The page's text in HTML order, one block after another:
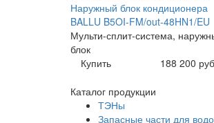
Наружный блок кондиционера
BALLU B5OI-FM/out-48HN1/EU
Мульти-сплит-система,
блок
Купить
188 200
Каталог продукции
ТЭНы
Запасные части для